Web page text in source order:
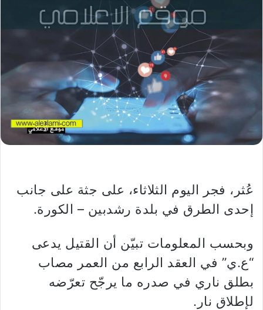
عُثر، فجر اليوم الثلاثاء، على جثة على جانب
إحدى الطرق في بلدة رشدبين – الكورة.
وبحسب المعلومات تبيّن أن القتيل يدعى
“ع.ي” في العقد الرابع من العمر مصاب
بطلق ناري في صدره ما يرجّح تعرّضه
لإطلاق نار.